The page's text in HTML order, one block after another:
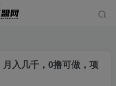
入几千，0撸可做，项